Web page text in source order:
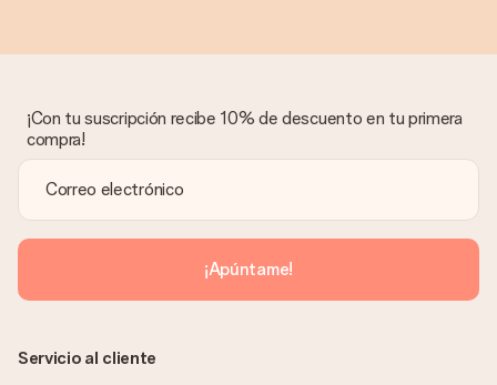
¡Con tu suscripción recibe 10% de descuento en tu primera
compra!
¡Apúntame!
Servicio al cliente